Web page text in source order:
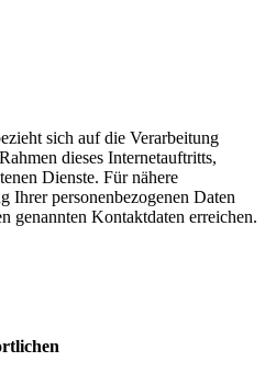
sich auf die Verarbeitung
dieses Internetauftritts,
Dienste. Für nähere
Ihrer personenbezogenen Daten
genannten Kontaktdaten erreichen.